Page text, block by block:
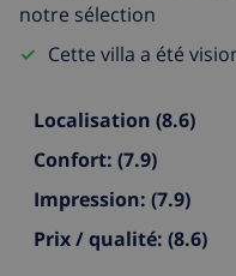
notre sélection
Cette villa a été
Localisation (8.6)
Confort: (7.9)
Impression: (7.9)
Prix / qualité: (8.6)